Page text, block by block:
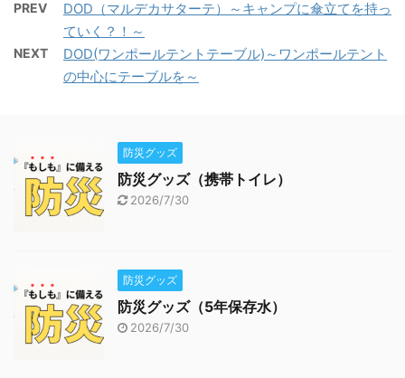
PREV
DOD（マルデカサターテ）～キャンプに傘立てを持っ
ていく？！～
NEXT
DOD(ワンポールテントテーブル)～ワンポールテント
の中心にテーブルを～
防災グッズ
防災グッズ（携帯トイレ）
2026/7/30
防災グッズ
防災グッズ（5年保存水）
2026/7/30